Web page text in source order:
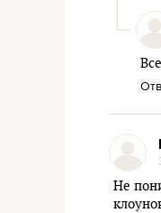
Не